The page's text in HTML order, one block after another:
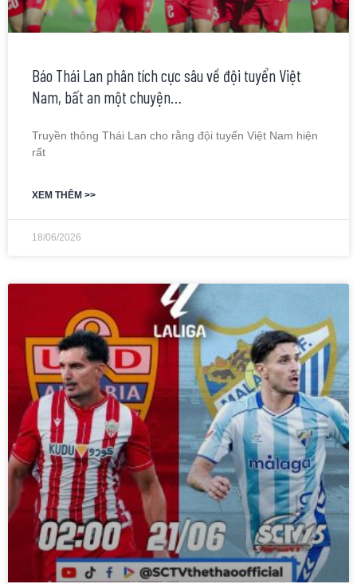
Báo Thái Lan phân tích cực sâu về đội tuyển Việt
Nam, bất an một chuyện…
Truyền thông Thái Lan cho rằng đội tuyển Việt Nam hiện
rất
XEM THÊM >>
18/06/2026